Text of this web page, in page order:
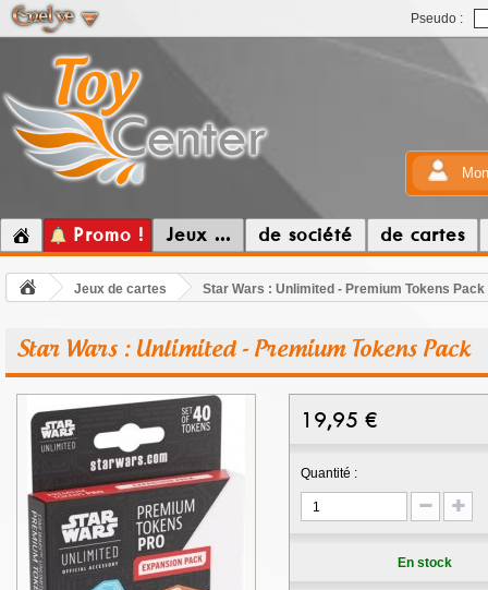
Pseudo :
Promo ! Jeux ... de société de cartes
Jeux de cartes Star Wars : Unlimited - Premium Tokens Pack
Star Wars : Unlimited - Premium Tokens Pack
19,95 €
Quantité :
En stock